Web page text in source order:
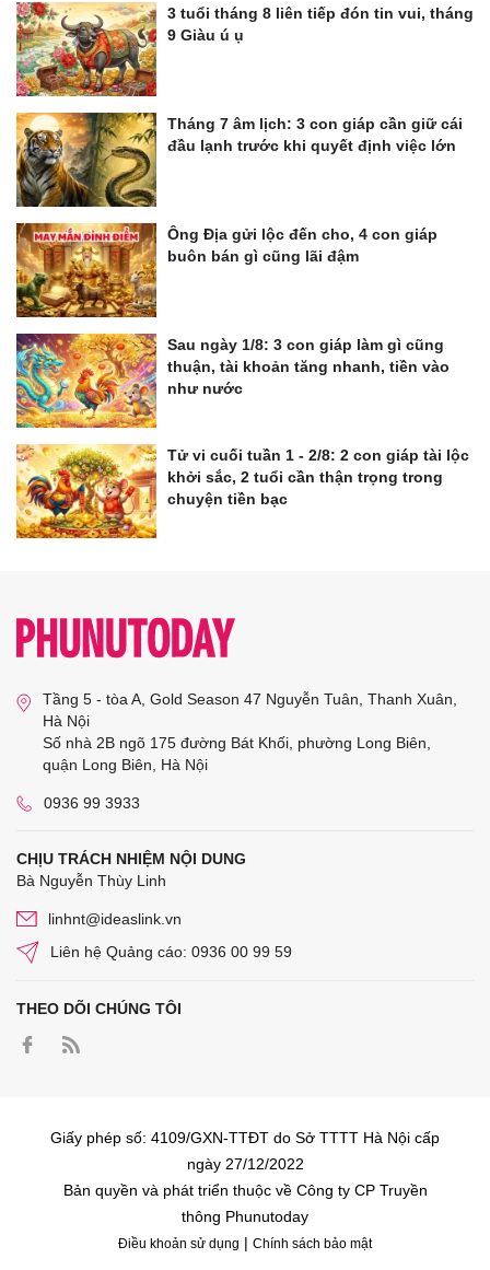
3 tuổi tháng 8 liên tiếp đón tin vui, tháng
9 Giàu ú ụ
Tháng 7 âm lịch: 3 con giáp cần giữ cái
đầu lạnh trước khi quyết định việc lớn
Ông Địa gửi lộc đến cho, 4 con giáp
buôn bán gì cũng lãi đậm
Sau ngày 1/8: 3 con giáp làm gì cũng
thuận, tài khoản tăng nhanh, tiền vào
như nước
Tử vi cuối tuần 1 - 2/8: 2 con giáp tài lộc
khởi sắc, 2 tuổi cần thận trọng trong
chuyện tiền bạc
Tầng 5 - tòa A, Gold Season 47 Nguyễn Tuân, Thanh Xuân,
Hà Nội
Số nhà 2B ngõ 175 đường Bát Khối, phường Long Biên,
quận Long Biên, Hà Nội
0936 99 3933
CHỊU TRÁCH NHIỆM NỘI DUNG
Bà Nguyễn Thùy Linh
linhnt@ideaslink.vn
Liên hệ Quảng cáo: 0936 00 99 59
THEO DÕI CHÚNG TÔI
Giấy phép số: 4109/GXN-TTĐT do Sở TTTT Hà Nội cấp
ngày 27/12/2022
Bản quyền và phát triển thuộc về Công ty CP Truyền
thông Phunutoday
Điều khoản sử dụng | Chính sách bảo mật